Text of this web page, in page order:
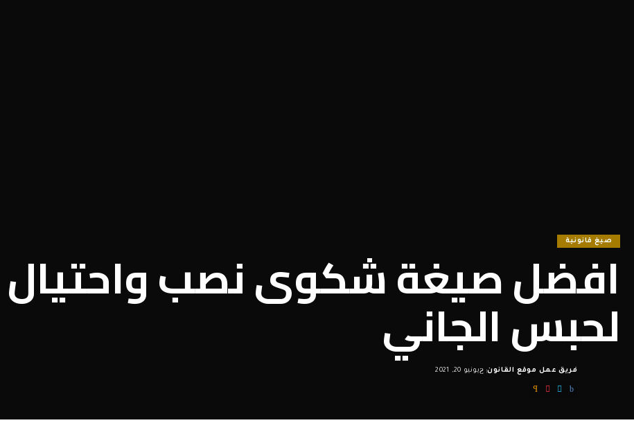
صيغ قانونية
افضل صيغة شكوى نصب واحتيال
لحبس الجاني
Posted
by
فريق عمل موقع القانون يونيو 20, 2021